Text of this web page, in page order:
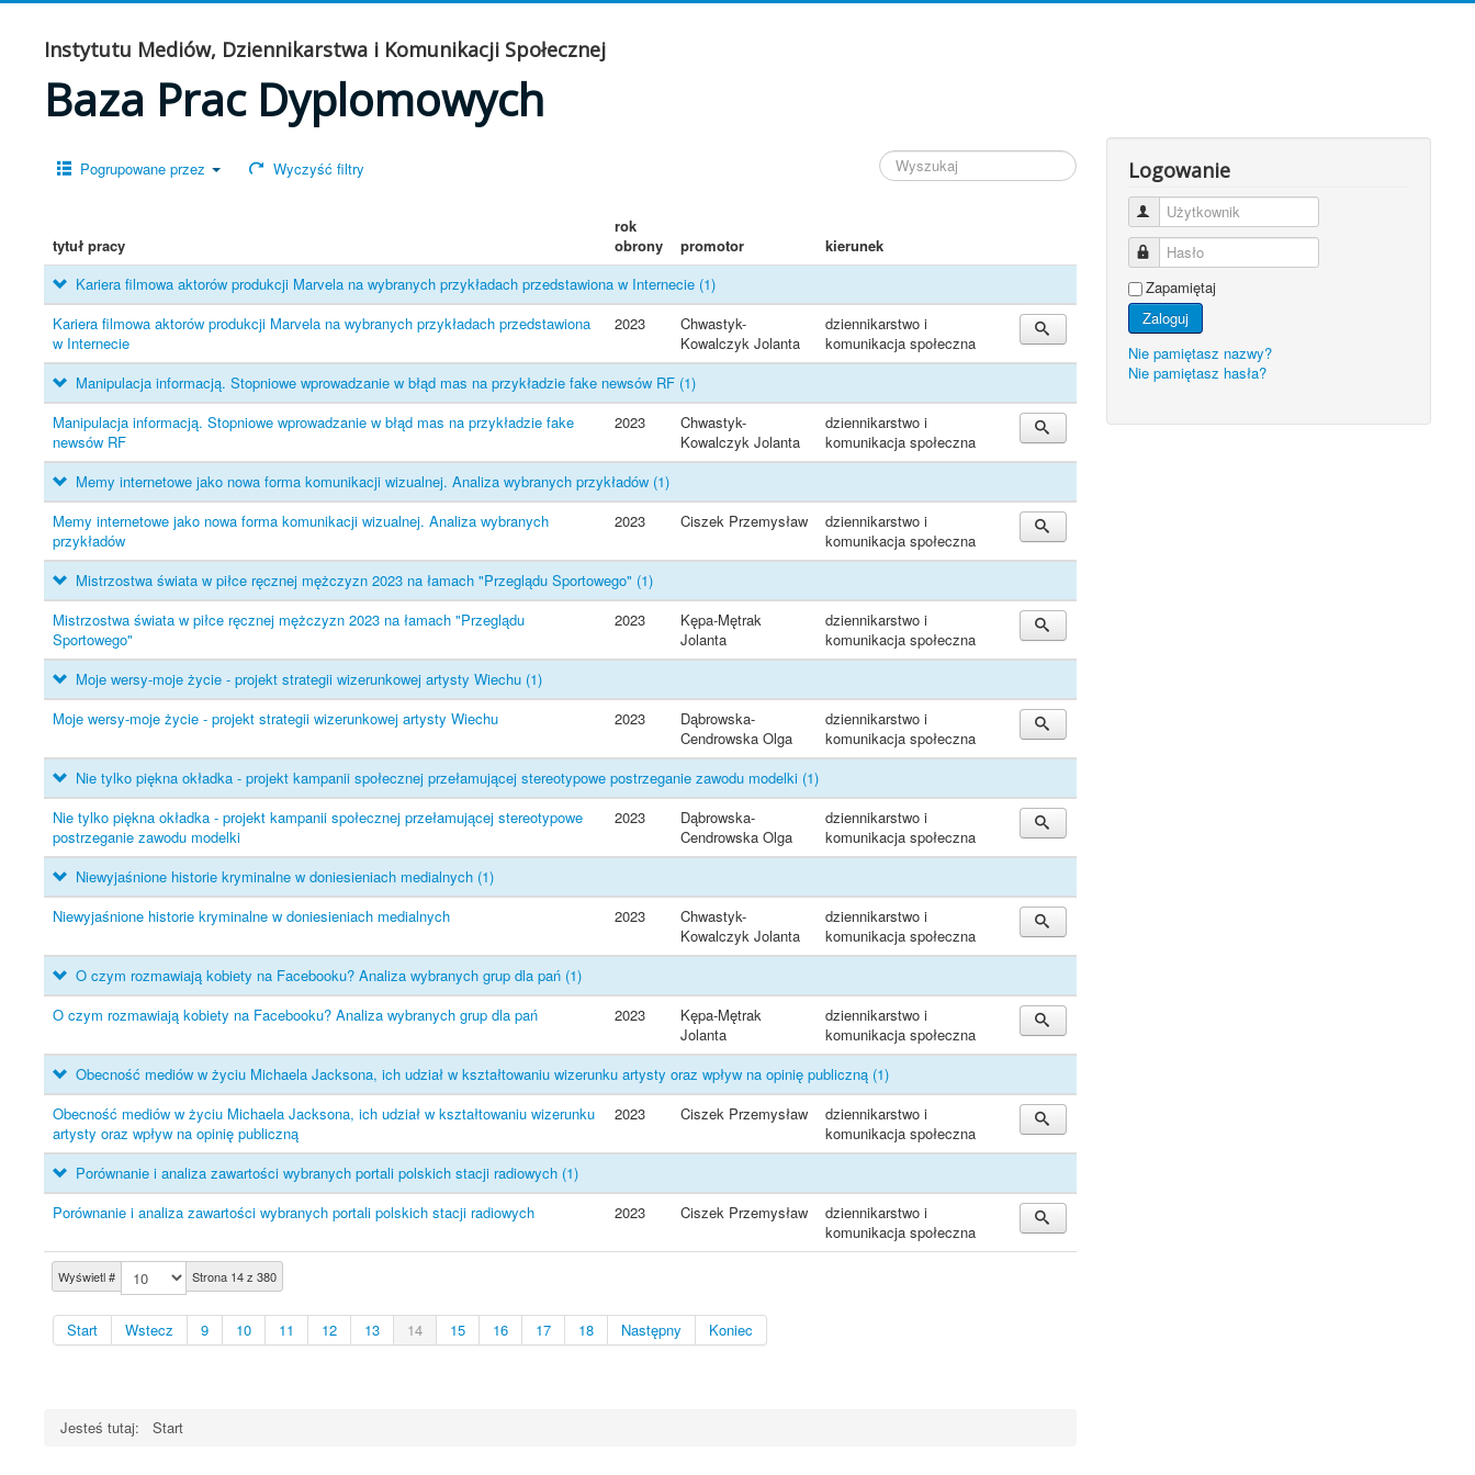
Instytutu Mediów, Dziennikarstwa i Komunikacji Społecznej
Baza Prac Dyplomowych
Pogrupowane przez Wyczyść filtry
tytuł pracy
rok
obrony
promotor kierunek
Wyświetl # Strona 14 z 380
Start Wstecz 9 10 11 12 13 14 15 16 17 18 Następny Koniec
Kariera filmowa aktorów produkcji Marvela na wybranych przykładach przedstawiona w Internecie (1)
Kariera filmowa aktorów produkcji Marvela na wybranych przykładach przedstawiona
w Internecie
2023
Chwastyk-
Kowalczyk Jolanta
dziennikarstwo i
komunikacja społeczna
Manipulacja informacją. Stopniowe wprowadzanie w błąd mas na przykładzie fake newsów RF (1)
Manipulacja informacją. Stopniowe wprowadzanie w błąd mas na przykładzie fake
newsów RF
2023
Chwastyk-
Kowalczyk Jolanta
dziennikarstwo i
komunikacja społeczna
Memy internetowe jako nowa forma komunikacji wizualnej. Analiza wybranych przykładów (1)
Memy internetowe jako nowa forma komunikacji wizualnej. Analiza wybranych
przykładów
2023 Ciszek Przemysław
dziennikarstwo i
komunikacja społeczna
Mistrzostwa świata w piłce ręcznej mężczyzn 2023 na łamach "Przeglądu Sportowego" (1)
Mistrzostwa świata w piłce ręcznej mężczyzn 2023 na łamach "Przeglądu
Sportowego"
2023
Kępa-Mętrak
Jolanta
dziennikarstwo i
komunikacja społeczna
Moje wersy-moje życie - projekt strategii wizerunkowej artysty Wiechu (1)
Moje wersy-moje życie - projekt strategii wizerunkowej artysty Wiechu
2023
Dąbrowska-
Cendrowska Olga
dziennikarstwo i
komunikacja społeczna
Nie tylko piękna okładka - projekt kampanii społecznej przełamującej stereotypowe postrzeganie zawodu modelki (1)
Nie tylko piękna okładka - projekt kampanii społecznej przełamującej stereotypowe
postrzeganie zawodu modelki
2023
Dąbrowska-
Cendrowska Olga
dziennikarstwo i
komunikacja społeczna
Niewyjaśnione historie kryminalne w doniesieniach medialnych (1)
Niewyjaśnione historie kryminalne w doniesieniach medialnych
2023
Chwastyk-
Kowalczyk Jolanta
dziennikarstwo i
komunikacja społeczna
O czym rozmawiają kobiety na Facebooku? Analiza wybranych grup dla pań (1)
O czym rozmawiają kobiety na Facebooku? Analiza wybranych grup dla pań
2023
Kępa-Mętrak
Jolanta
dziennikarstwo i
komunikacja społeczna
Obecność mediów w życiu Michaela Jacksona, ich udział w kształtowaniu wizerunku artysty oraz wpływ na opinię publiczną (1)
Obecność mediów w życiu Michaela Jacksona, ich udział w kształtowaniu wizerunku
artysty oraz wpływ na opinię publiczną
2023 Ciszek Przemysław
dziennikarstwo i
komunikacja społeczna
Porównanie i analiza zawartości wybranych portali polskich stacji radiowych (1)
Porównanie i analiza zawartości wybranych portali polskich stacji radiowych
2023 Ciszek Przemysław
dziennikarstwo i
komunikacja społeczna
Jesteś tutaj: Start
Logowanie
Użytkownik
Hasło
Zapamiętaj
Zaloguj
Nie pamiętasz nazwy?
Nie pamiętasz hasła?